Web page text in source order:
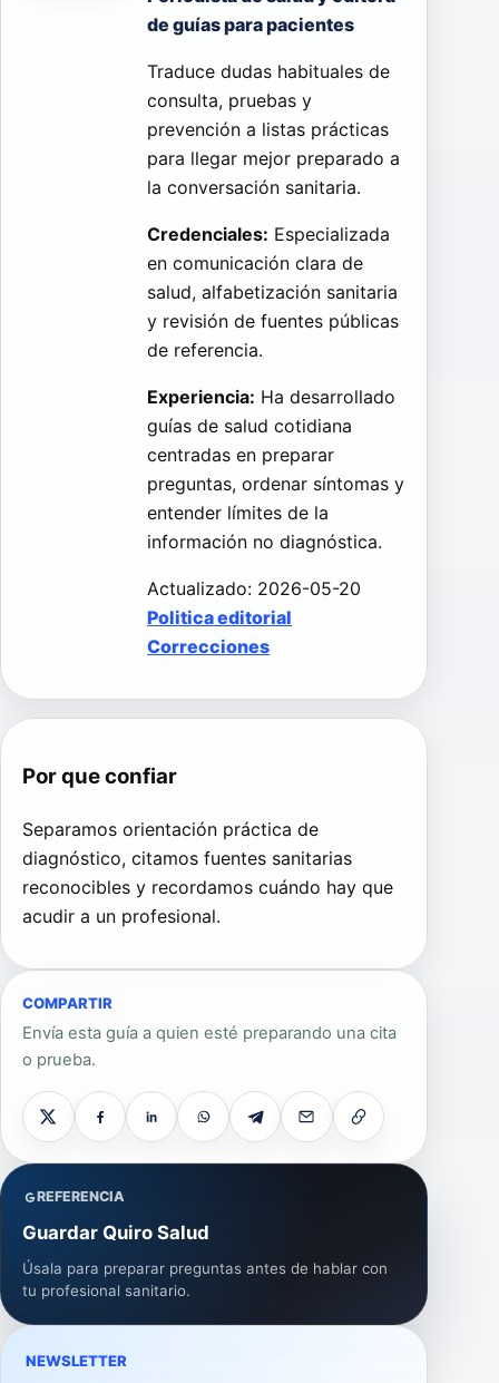
de guías para pacientes
Traduce dudas habituales de
consulta, pruebas y
prevención a listas prácticas
para llegar mejor preparado a
la conversación sanitaria.
Credenciales: Especializada
en comunicación clara de
salud, alfabetización sanitaria
y revisión de fuentes públicas
de referencia.
Experiencia: Ha desarrollado
guías de salud cotidiana
centradas en preparar
preguntas, ordenar síntomas y
entender límites de la
información no diagnóstica.
Actualizado: 2026-05-20
Politica editorial
Correcciones
Por que confiar
Separamos orientación práctica de
diagnóstico, citamos fuentes sanitarias
reconocibles y recordamos cuándo hay que
acudir a un profesional.
COMPARTIR
Envía esta guía a quien esté preparando una cita
o prueba.
REFERENCIA
Guardar Quiro Salud
Úsala para preparar preguntas antes de hablar con
tu profesional sanitario.
NEWSLETTER